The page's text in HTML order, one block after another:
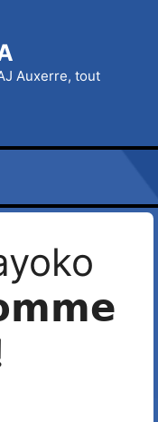
Auxerre, tout